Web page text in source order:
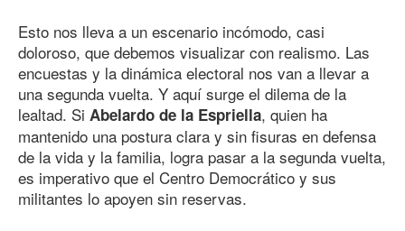
Esto nos lleva a un escenario incómodo, casi
doloroso, que debemos visualizar con realismo. Las
encuestas y la dinámica electoral nos van a llevar a
una segunda vuelta. Y aquí surge el dilema de la
lealtad. Si Abelardo de la Espriella, quien ha
mantenido una postura clara y sin fisuras en defensa
de la vida y la familia, logra pasar a la segunda vuelta,
es imperativo que el Centro Democrático y sus
militantes lo apoyen sin reservas.